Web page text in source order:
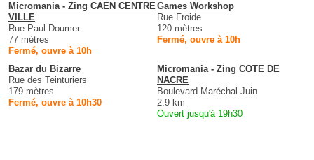
Micromania - Zing CAEN CENTRE
VILLE
Rue Paul Doumer
77 mètres
Fermé, ouvre à 10h
Games Workshop
Rue Froide
120 mètres
Fermé, ouvre à 10h
Bazar du Bizarre
Rue des Teinturiers
179 mètres
Fermé, ouvre à 10h30
Micromania - Zing COTE DE
NACRE
Boulevard Maréchal Juin
2.9 km
Ouvert jusqu'à 19h30